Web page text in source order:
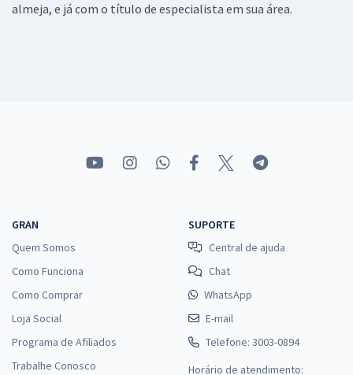
almeja, e já com o título de especialista em sua área.
GRAN
Quem Somos
Como Funciona
Como Comprar
Loja Social
Programa de Afiliados
Trabalhe Conosco
SUPORTE
Central de ajuda
Chat
WhatsApp
E-mail
Telefone: 3003-0894
Horário de atendimento: